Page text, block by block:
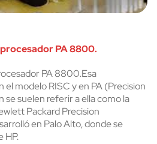
PA 8800.
PA 8800.Esa
el modelo RISC y en PA (Precision
suelen referir a ella como la
Packard Precision
en Palo Alto, donde se
HP.